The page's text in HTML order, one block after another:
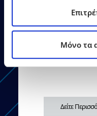
Mόνο τα
Η
νέο της
Δείτε